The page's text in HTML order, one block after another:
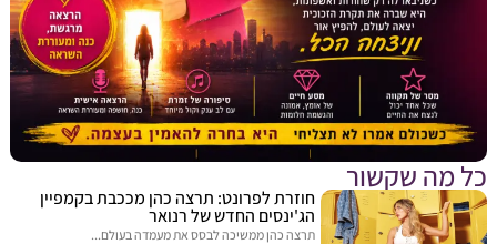
שקשור
חוזרת לפרונט: תרצה כהן מככבת בקמפיין
הג'ינסים החדש של רנואר
תרצה כהן ממשיכה לבסס את מעמדה בעולם...